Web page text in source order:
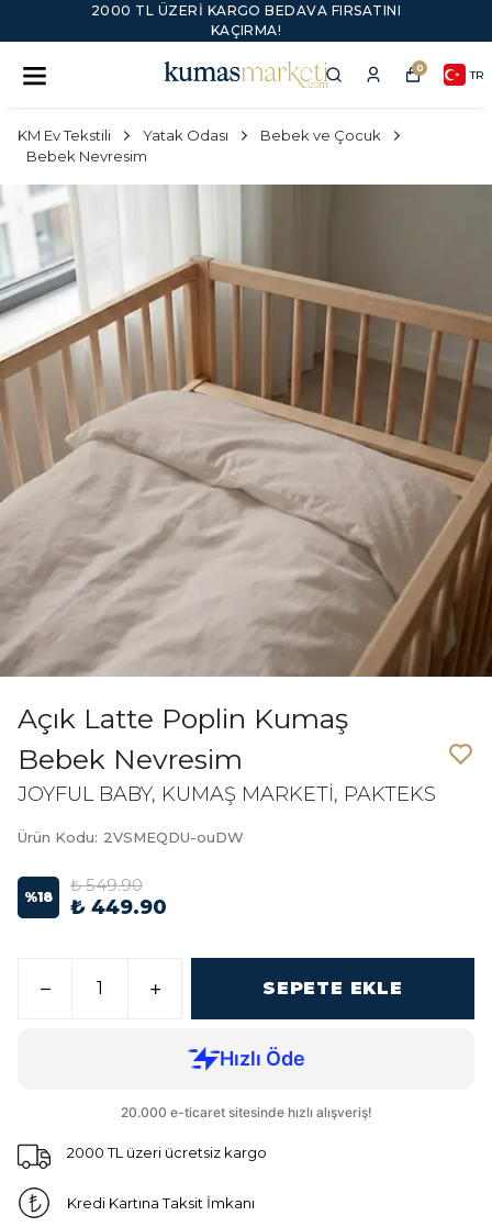
2000 TL ÜZERI KARGO BEDAVA FIRSATINI
KAÇIRMA!
0 TR
KM Ev Tekstili Yatak Odası
Bebek ve Çocuk
Bebek Nevresim
Açık Latte Poplin Kumaş
Bebek Nevresim
JOYFUL BABY, KUMAŞ MARKETİ, PAKTEKS
Ürün Kodu: 2VSMEQDU-ouDW
%18
₺ 549.90
₺ 449.90
SEPETE EKLE
2000 TL üzeri ücretsiz kargo
Kredi Kartına Taksit İmkanı